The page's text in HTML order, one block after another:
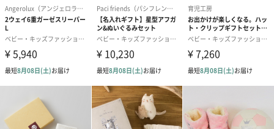
大切な方のお名前や記念日を刺繍でお入れします。
※ 写真は一例です。
※ 刺繍の仕上がり具合は、商品の素材・厚みにより個体差がある
場合がございます。予めご了承ください。（漢字、ひらがな・ピ
リオド不可）
※半角英字でご入力ください。また、文字は筆記体で刺繍される
ため、アルファベット大文字をご希望の場合は頭文字のみのご入
力をお願いします。
※全て大文字でご入力いただいた場合、刻印スペースの関係で頭
文字以外を小文字に変更して刺繍する場合があります。